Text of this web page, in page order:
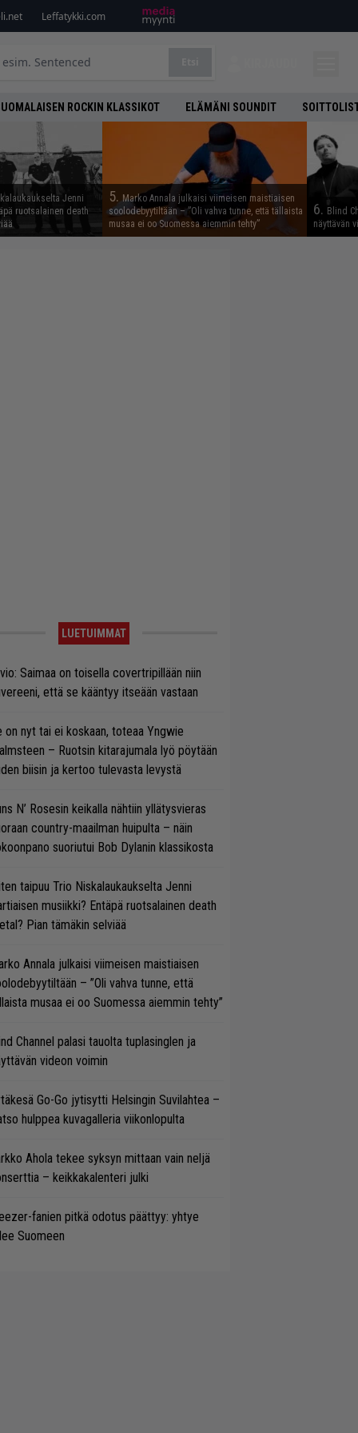
Leffatykki.com
ROCKIN KLASSIKOT ELÄMÄNI SOUNDIT
Jenni
ruotsalainen death
5. Marko Annala julkaisi viimeisen maistiaisen
soolodebyytiltään – ”Oli vahva tunne, että tällaista
musaa ei oo Suomessa aiemmin tehty”
6. Blind
näyttävän
LUETUIMMAT
Saimaa on toisella covertripillään niin
että se kääntyy itseään vastaan
on nyt tai ei koskaan, toteaa Yngwie
– Ruotsin kitarajumala lyö pöytään
biisin ja kertoo tulevasta levystä
N’ Rosesin keikalla nähtiin yllätysvieras
country-maailman huipulta – näin
suoriutui Bob Dylanin klassikosta
taipuu Trio Niskalaukaukselta Jenni
musiikki? Entäpä ruotsalainen death
Pian tämäkin selviää
Annala julkaisi viimeisen maistiaisen
– ”Oli vahva tunne, että
musaa ei oo Suomessa aiemmin tehty”
Channel palasi tauolta tuplasinglen ja
videon voimin
Go-Go jytisytti Helsingin Suvilahtea –
hulppea kuvagalleria viikonlopulta
Ahola tekee syksyn mittaan vain neljä
– keikkakalenteri julki
fanien pitkä odotus päättyy: yhtye
Suomeen